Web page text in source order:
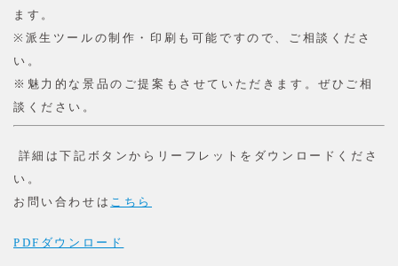
ます。
※ 派生ツールの制作・印刷も可能ですので、ご相談くださ
い。
※魅力的な景品のご提案もさせていただきます。ぜひご相
談ください。
詳細は下記ボタンからリーフレットをダウンロードくださ
い。
お問い合わせは こちら
PDFダウンロード